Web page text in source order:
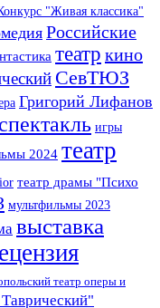
"Живая классика"
Российские
театр кино
СевТЮЗ
Григорий Лифанов
спектакль игры
2024 театр
театр драмы "Психо
мультфильмы 2023
выставка
театр оперы и